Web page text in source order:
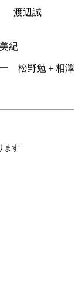
渡辺誠
紀
松野勉＋相澤
ます